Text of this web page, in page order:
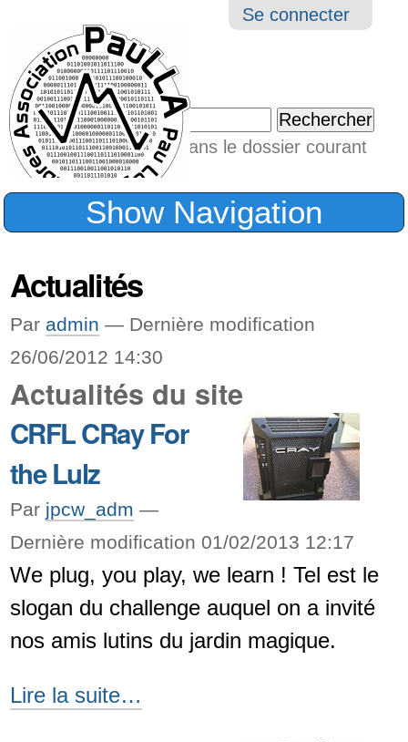
Outils
Se connecter
Chercher par
Seulement dans le dossier courant
Recherche
Show Navigation
Actualités
Par admin — Dernière modification
26/06/2012 14:30
Actualités du site
CRFL CRay For
the Lulz
Par jpcw_adm —
Dernière modification 01/02/2013 12:17
We plug, you play, we learn ! Tel est le
slogan du challenge auquel on a invité
nos amis lutins du jardin magique.
CRFL
Lire la suite…